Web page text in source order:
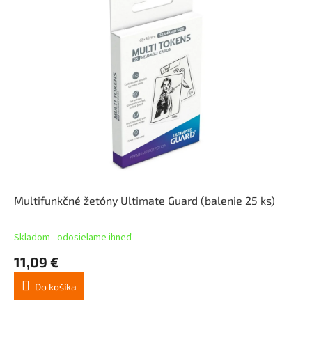
Multifunkčné žetóny Ultimate Guard (balenie 25 ks)
Skladom - odosielame ihneď
11,09 €
Do košíka